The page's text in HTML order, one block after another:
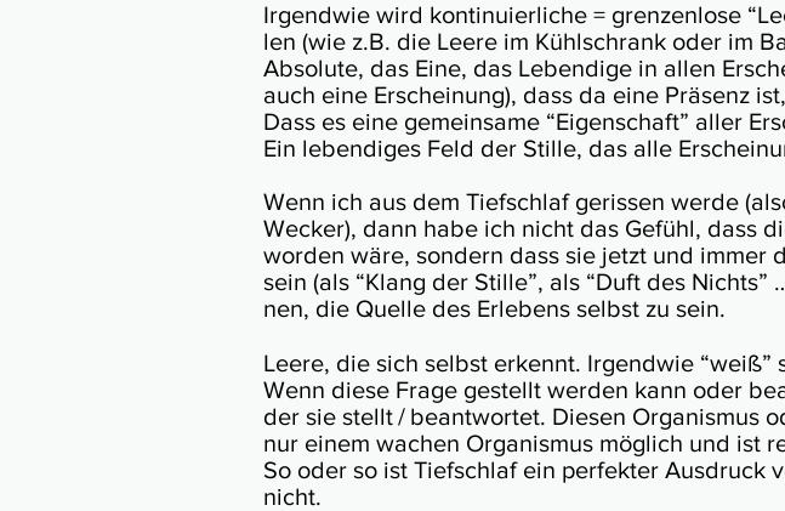
Irgend­wie wird kon­ti­nuier­liche = gren­zen­lose
len (wie z.B. die Leere im Kühl­schrank oder im
Abso­lute, das Eine, das Leben­dige in allen
auch eine Erschei­nung), dass da eine Prä­senz
Dass es eine gemeins­ame “Eigen­schaft” aller
Ein leben­di­ges Feld der Stille, das alle
Wenn ich aus dem Tief­schlaf geris­sen werde
Wecker), dann habe ich nicht das Gefühl, dass
worden wäre, sondern dass sie jetzt und immer
sein (als “Klang der Stille”, als “Duft des
nen, die Quelle des Erle­bens selbst zu sein.
Leere, die sich selbst erkennt. Irgend­wie
Wenn diese Frage gestellt wer­den kann oder
der sie stellt / beant­wor­tet. Die­sen Orga­nis­mus
nur einem wachen Orga­nis­mus mög­lich und ist
So oder so ist Tief­schlaf ein per­fek­ter Ausd­ruck
nicht.